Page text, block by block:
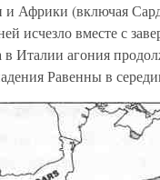
и Африки (включая
исчезло вместе с
Италии агония
Равенны в